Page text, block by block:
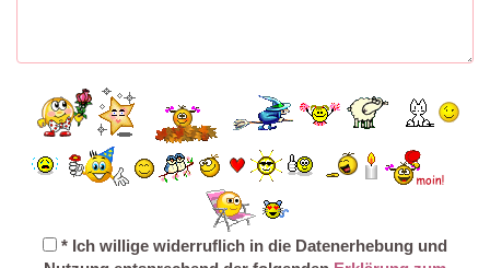
* Ich willige widerruflich in die Datenerhebung und